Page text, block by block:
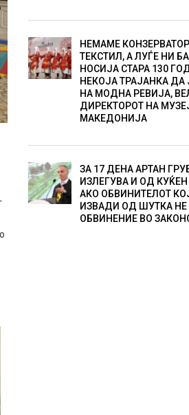
НЕМАМЕ
ТЕКСТИЛ, А ЛУЃЕ НИ
НОСИЈА СТАРА 130
НЕКОЈА ТРАЈАНКА ДА
НА МОДНА РЕВИЈА,
ДИРЕКТОРОТ НА
МАКЕДОНИЈА
ЗА 17 ДЕНА АРТАН
ИЗЛЕГУВА И ОД
АКО ОБВИНИТЕЛОТ
ИЗВАДИ ОД ШУТКА
ОБВИНЕНИЕ ВО